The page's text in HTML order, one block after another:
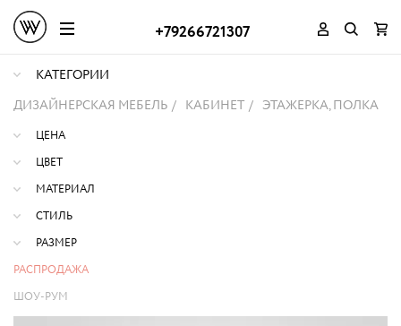
+79266721307
КАТЕГОРИИ
ДИЗАЙНЕРСКАЯ МЕБЕЛЬ
КАБИНЕТ ЭТАЖЕРКА, ПОЛКА
ЦЕНА
ЦВЕТ
МАТЕРИАЛ
СТИЛЬ
РАЗМЕР
РАСПРОДАЖА
ШОУ-РУМ